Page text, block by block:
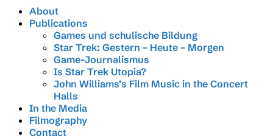
About
Publications
Games und schulische Bildung
Star Trek: Gestern – Heute – Morgen
Game-Journalismus
Is Star Trek Utopia?
John Williams’s Film Music in the Concert
Halls
In the Media
Filmography
Contact